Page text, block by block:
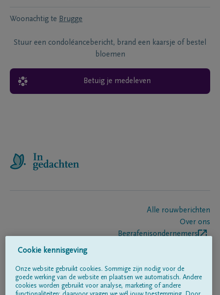
Woonachtig te Brugge
Stuur een condoléancebericht, brand een kaarsje of bestel
bloemen
Betuig je medeleven
Alle rouwberichten
Over ons
Begrafenisondernemers
Volg ons op
Cookie kennisgeving
Onze website gebruikt cookies. Sommige zijn nodig voor de
goede werking van de website en plaatsen we automatisch. Andere
cookies worden gebruikt voor analyse, marketing of andere